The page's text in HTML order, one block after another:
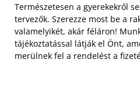
Természetesen a gyerekekről
tervezők. Szerezze most be a
valamelyikét, akár féláron!
tájékoztatással látják el Önt,
merülnek fel a rendelést a